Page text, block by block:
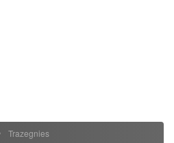
Trazegnies